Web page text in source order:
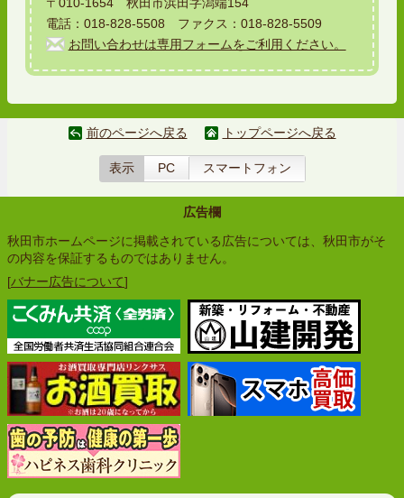
〒010-1654 秋田市浜田字潟端154
電話：018-828-5508 ファクス：018-828-5509
お問い合わせは専用フォームをご利用ください。
前のページへ戻る トップページへ戻る
表示 PC スマートフォン
広告欄
秋田市ホームページに掲載されている広告については、秋田市がそ
の内容を保証するものではありません。
[バナー広告について]